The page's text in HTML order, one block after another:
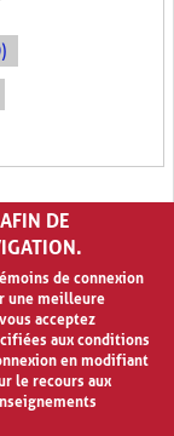
DE
de connexion
une meilleure
acceptez
aux conditions
en modifiant
le recours aux